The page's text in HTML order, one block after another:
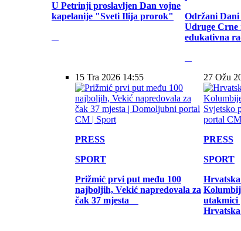
U Petrinji proslavljen Dan vojne
kapelanije "Sveti Ilija prorok"
Održani
Udruge Crne
edukativna
15 Tra 2026 14:55
PRESS
SPORT
Prižmić prvi put među 100
najboljih, Vekić napredovala za
čak 37 mjesta
27 Ožu
PRESS
SPORT
utakmici